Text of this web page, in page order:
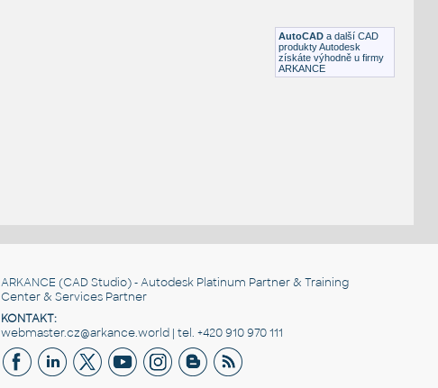
Rozvaděče, jističe
AutoCAD a další CAD
produkty Autodesk
získáte výhodně u firmy
ARKANCE
ARKANCE (CAD Studio) - Autodesk Platinum Partner & Training
Center & Services Partner
KONTAKT:
webmaster.cz@arkance.world | tel. +420 910 970 111